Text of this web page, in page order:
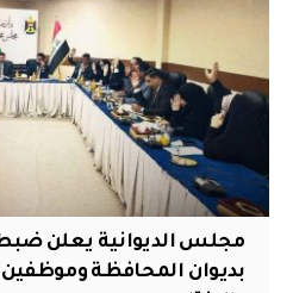
مجلس الديوانية يعلن
بديوان المحافظة